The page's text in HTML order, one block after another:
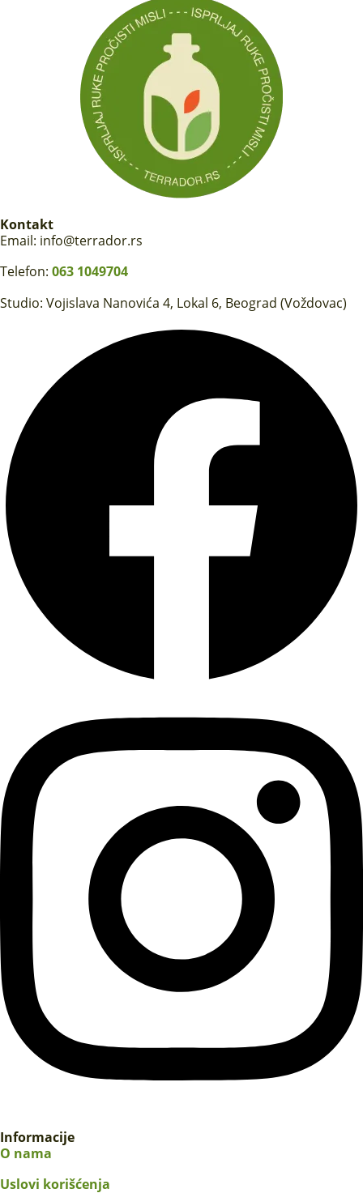
Kontakt
Email: info@terrador.rs
Telefon: 063 1049704
Studio: Vojislava Nanovića 4, Lokal 6, Beograd (Voždovac)
Informacije
O nama
Uslovi korišćenja